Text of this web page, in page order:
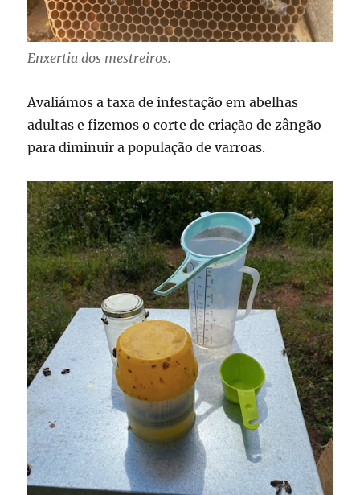
Enxertia dos mestreiros.
Avaliámos a taxa de infestação em abelhas
adultas e fizemos o corte de criação de zângão
para diminuir a população de varroas.